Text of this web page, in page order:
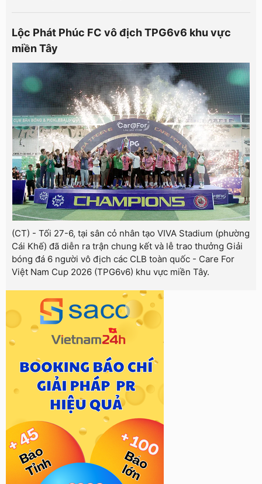
Lộc Phát Phúc FC vô địch TPG6v6 khu vực
miền Tây
(CT) - Tối 27-6, tại sân cỏ nhân tạo VIVA Stadium (phường
Cái Khế) đã diễn ra trận chung kết và lễ trao thưởng Giải
bóng đá 6 người vô địch các CLB toàn quốc - Care For
Việt Nam Cup 2026 (TPG6v6) khu vực miền Tây.